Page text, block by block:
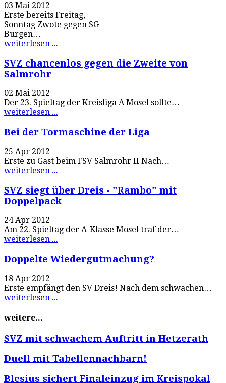
03 Mai 2012
Erste bereits Freitag,
Sonntag Zwote gegen SG
Burgen…
weiterlesen ...
SVZ chancenlos gegen die Zweite von
Salmrohr
02 Mai 2012
Der 23. Spieltag der Kreisliga A Mosel sollte…
weiterlesen ...
Bei der Tormaschine der Liga
25 Apr 2012
Erste zu Gast beim FSV Salmrohr II Nach…
weiterlesen ...
SVZ siegt über Dreis - "Rambo" mit
Doppelpack
24 Apr 2012
Am 22. Spieltag der A-Klasse Mosel traf der…
weiterlesen ...
Doppelte Wiedergutmachung?
18 Apr 2012
Erste empfängt den SV Dreis! Nach dem schwachen…
weiterlesen ...
weitere...
SVZ mit schwachem Auftritt in Hetzerath
Duell mit Tabellennachbarn!
Blesius sichert Finaleinzug im Kreispokal